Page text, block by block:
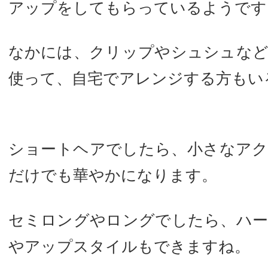
アップをしてもらっているようで
なかには、クリップやシュシュな
使って、自宅でアレンジする方も
ショートヘアでしたら、小さなア
だけでも華やかになります。
セミロングやロングでしたら、ハ
やアップスタイルもできますね。